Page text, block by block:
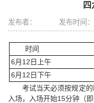
发布者： 发布时间
时间
6月12日上午
6月12日下午
考试当天必须按规定
入场，入场开始15分钟（